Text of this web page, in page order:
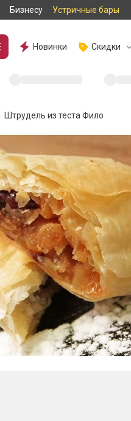
Бизнесу Устричные бары
Новинки Скидки
Штрудель из теста Фило